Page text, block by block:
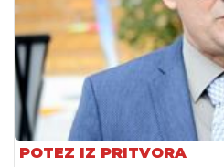
POTEZ IZ PRITVORA